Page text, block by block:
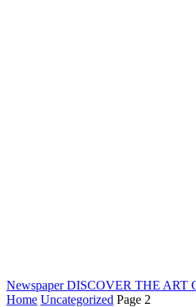
Newspaper DISCOVER THE ART
Home Uncategorized Page 2